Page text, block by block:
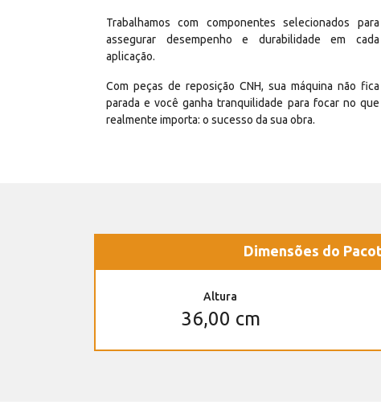
Trabalhamos com componentes selecionados para
assegurar desempenho e durabilidade em cada
aplicação.
Com peças de reposição CNH, sua máquina não fica
parada e você ganha tranquilidade para focar no que
realmente importa: o sucesso da sua obra.
Dimensões do
Altura
36,00 cm